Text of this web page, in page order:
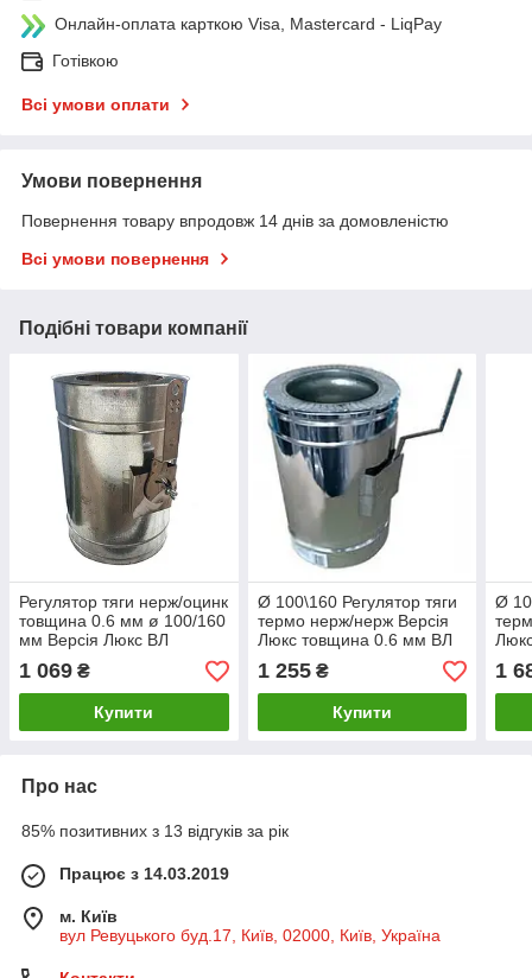
Онлайн-оплата карткою Visa, Mastercard - LiqPay
Готівкою
Всі умови оплати
Умови повернення
Повернення товару впродовж 14 днів за домовленістю
Всі умови повернення
Подібні товари компанії
Регулятор тяги нерж/оцинк
товщина 0.6 мм ø 100/160
мм Версія Люкс ВЛ
1 069 ₴
Купити
Ø 100\160 Регулятор тяги
термо нерж/нерж Версія
Люкс товщина 0.6 мм ВЛ
1 255₴
Купити
Ø
1
Про нас
85% позитивних з 13 відгуків за рік
Працює з 14.03.2019
м. Київ
вул Ревуцького буд.17, Київ, 02000, Київ, Україна